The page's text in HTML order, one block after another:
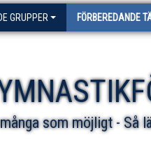
GRUPPER FÖRBEREDANDE
som möjligt - Så